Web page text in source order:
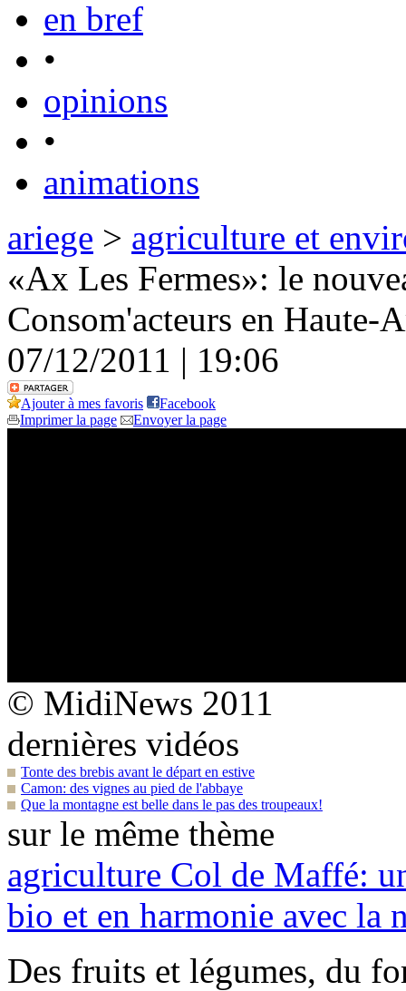
en bref
•
opinions
•
animations
ariege > agriculture et
«Ax Les Fermes»: le
Consom'acteurs en Haute-
07/12/2011 | 19:06
Ajouter à mes favoris
Facebook
Imprimer la page
Envoyer la page
© MidiNews 2011
dernières vidéos
Tonte des brebis avant le départ en estive
Camon: des vignes au pied de l'abbaye
Que la montagne est belle dans le pas des troupeaux!
sur le même thème
agriculture Col de Maffé:
bio et en harmonie avec la
Des fruits et légumes, du